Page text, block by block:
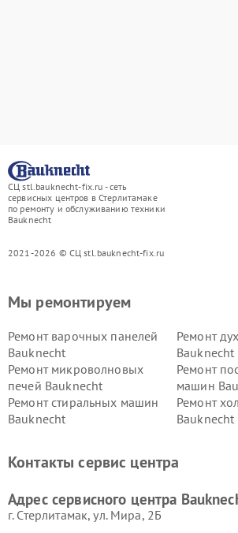
СЦ stl.bauknecht-fix.ru - сеть
сервисных центров в Стерлитамаке
по ремонту и обслуживанию техники
Bauknecht
2021-2026 © СЦ stl.bauknecht-fix.ru
Мы ремонтируем
Ремонт варочных панелей
Bauknecht
Ремонт
Bauknecht
Ремонт микроволновых
печей Bauknecht
Ремонт
машин
Ремонт стиральных машин
Bauknecht
Ремонт
Bauknecht
Контакты сервис центра
Адрес сервисного центра
г. Стерлитамак, ул. Мира, 2Б